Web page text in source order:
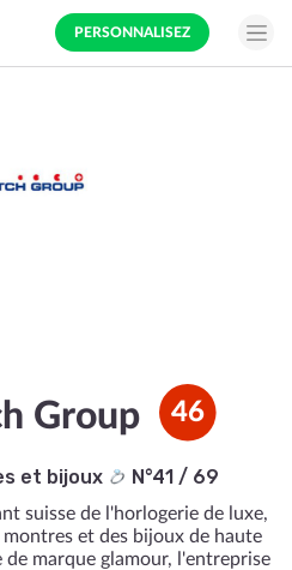
PERSONNALISEZ
Group 46
et bijoux N°41 / 69
suisse de l'horlogerie de luxe,
et des bijoux de haute
marque glamour, l'entreprise